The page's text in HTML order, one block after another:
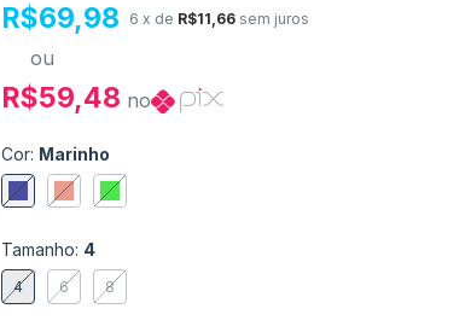
R$69,98 6 x de R$11,66 sem juros
ou
R$59,48 no
Cor: Marinho
Tamanho: 4
4 6 8